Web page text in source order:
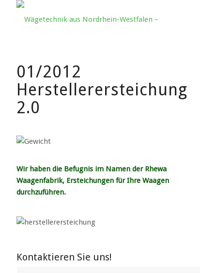
01/2012
Herstellerersteichung
2.0
Wir haben die Befugnis im Namen der Rhewa
Waagenfabrik, Ersteichungen für Ihre Waagen
durchzuführen.
Kontaktieren Sie uns!